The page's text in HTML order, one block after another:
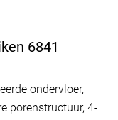
6841
ondervloer,
porenstructuur, 4-